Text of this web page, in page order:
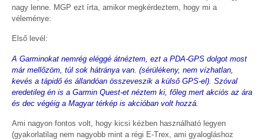
nagy lenne. MGP ezt írta, amikor megkérdeztem, hogy mi a
véleménye:
Első levél:
A Garminokat nemrég eléggé átnéztem, ezt a PDA-GPS dolgot most
már mellőzöm, túl sok hátránya van. (sérülékeny, nem vízhatlan,
kevés a tápidő és állandóan összeveszik a külső GPS-el). Szóval
eredetileg én is a Garmin Quest-et néztem ki, főleg mert akciós az ára
és dec végéig a Magyar térkép is akcióban volt hozzá.
Ami nagyon fontos volt, hogy kicsi kézben használható legyen
(gyakorlatilag nem nagyobb mint a régi E-Trex, ami gyalogláshoz